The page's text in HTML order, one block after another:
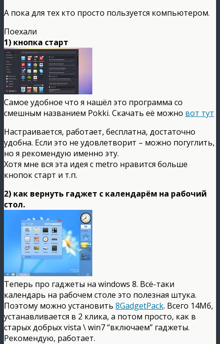
А пока для тех кто просто пользуется компьютером.
Поехали
1) кнопка старт
Самое удобное что я нашёл это программа со
смешным названием Pokki. Скачать её можно вот тут
Настраивается, работает, бесплатна, достаточно
удобна. Если это не удовлетворит – можно погуглить,
но я рекомендую именно эту.
Хотя мне вся эта идея с metro нравится больше
кнопок старт и т.п.
2) как вернуть гаджет с календарём на рабочий
стол.
Теперь про гаджеты на windows 8. Всё-таки
календарь на рабочем столе это полезная штука.
Поэтому можно установить 8GadgetPack. Всего 14Мб,
устанавливается в 2 клика, а потом просто, как в
старых добрых vista \ win7 “включаем” гаджеты.
Рекомендую, работает.